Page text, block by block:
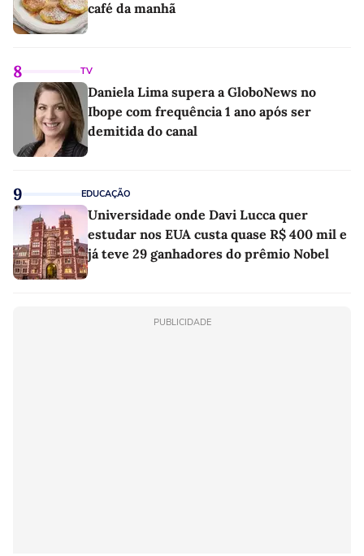
café da manhã
8 TV
Daniela Lima supera a GloboNews no
Ibope com frequência 1 ano após ser
demitida do canal
9 EDUCAÇÃO
Universidade onde Davi Lucca quer
estudar nos EUA custa quase R$ 400 mil e
já teve 29 ganhadores do prêmio Nobel
PUBLICIDADE